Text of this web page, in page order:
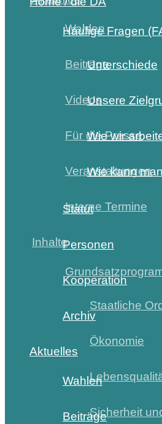
Wahlen
Beiträge
Videos
Für die Presse
Veranstaltungen
Interne Termine
Inhalte
Staatliche
Ökonomie
Sicherheit
Häufige Fragen
Unterschiede
Unsere
Wie wir
Wie kann
Statut
Personen
Kooperation
Archiv
Aktuelles
Wahlen
Beiträge